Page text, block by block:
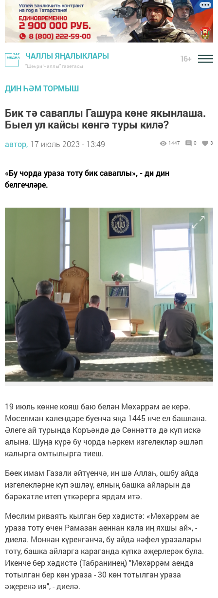
ЧАЛЛЫ ЯҢАЛЫКЛАРЫ
"Шәһри Чаллы" газетасы
16+
ДИН ҺӘМ ТОРМЫШ
Бик тә саваплы Гашура көне якынлаша.
Быел ул кайсы көнгә туры килә?
автор, 17 июль 2023 - 13:49 1447 0 3
«Бу чорда ураза тоту бик саваплы», - ди дин
белгечләре.
19 июль көнне кояш баю белән Мөхәррәм ае керә.
Мөселман календаре буенча яңа 1445 нче ел башлана.
Әлеге ай турында Коръәндә дә Сөннәттә дә күп искә
алына. Шуңа күрә бу чорда һәркем изгелекләр эшләп
калырга омтылырга тиеш.
Бөек имам Газали әйтүенчә, ин шә Аллаһ, ошбу айда
изгелекләрне күп эшләү, елның башка айларын да
бәрәкәтле итеп үткәрергә ярдәм итә.
Мөслим риваять кылган бер хәдистә: «Мөхәррәм ае
ураза тоту өчен Рамазан аеннан кала иң яхшы ай», -
диелә. Моннан күренгәнчә, бу айда нәфел уразалары
тоту, башка айларга караганда күпкә әҗерлерәк була.
Икенче бер хәдистә (Табранинең) "Мөхәррәм аенда
тотылган бер көн ураза - 30 көн тотылган ураза
әҗеренә ия", - диелә.